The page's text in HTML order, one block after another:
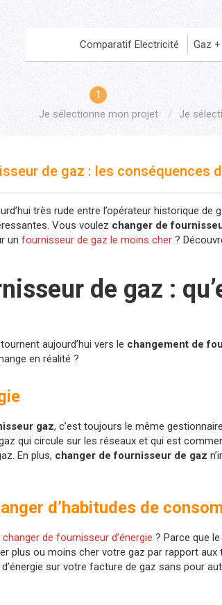
Comparatif Electricité Gaz
Je sélectionne mon projet Je
de gaz : les conséquences
très rude entre l’opérateur historique de
Vous voulez changer de
un fournisseur de gaz le moins cher ?
de gaz :
aujourd’hui vers le changement de
en réalité ?
gaz, c’est toujours le même
qui circule sur les réseaux et qui est
En plus, changer de fournisseur de gaz
d’habitudes de
changer de fournisseur d’énergie ? Parce que
plus ou moins cher votre gaz par rapport aux
sur votre facture de gaz sans pour